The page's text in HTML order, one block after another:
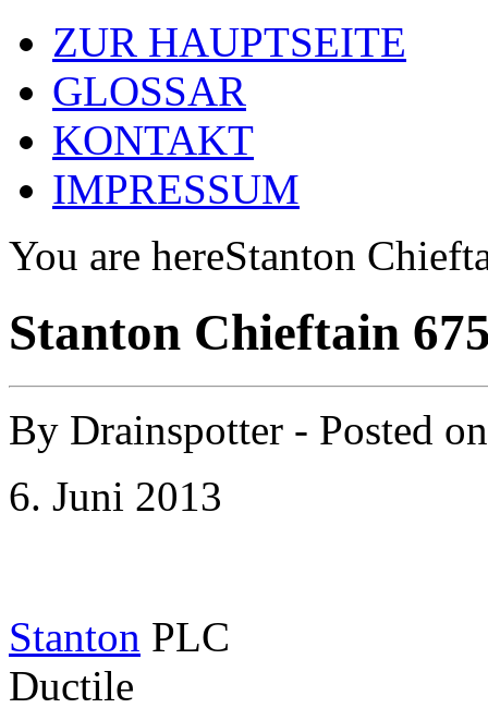
ZUR HAUPTSEITE
GLOSSAR
KONTAKT
IMPRESSUM
You are hereStanton
Stanton Chieftain
By Drainspotter - Posted
6. Juni 2013
Stanton PLC
Ductile